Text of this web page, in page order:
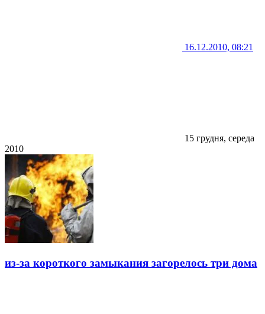
16.12.2010, 08:21
15 грудня, середа
2010
из-за короткого замыкания загорелось три дома